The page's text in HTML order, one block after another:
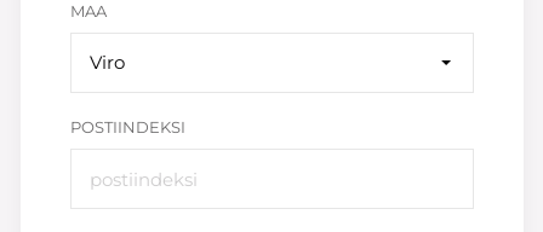
MAA
Viro
POSTIINDEKSI